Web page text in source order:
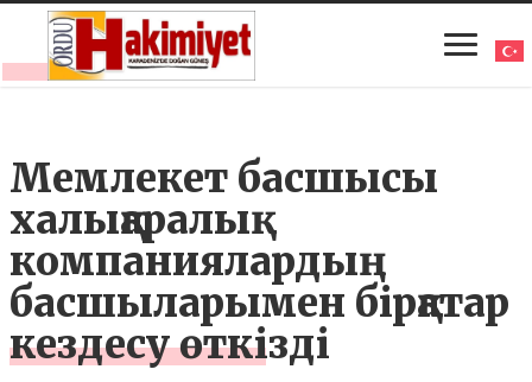
Мемлекет басшысы
халықаралық
компаниялардың
басшыларымен бірқатар
кездесу өткізді